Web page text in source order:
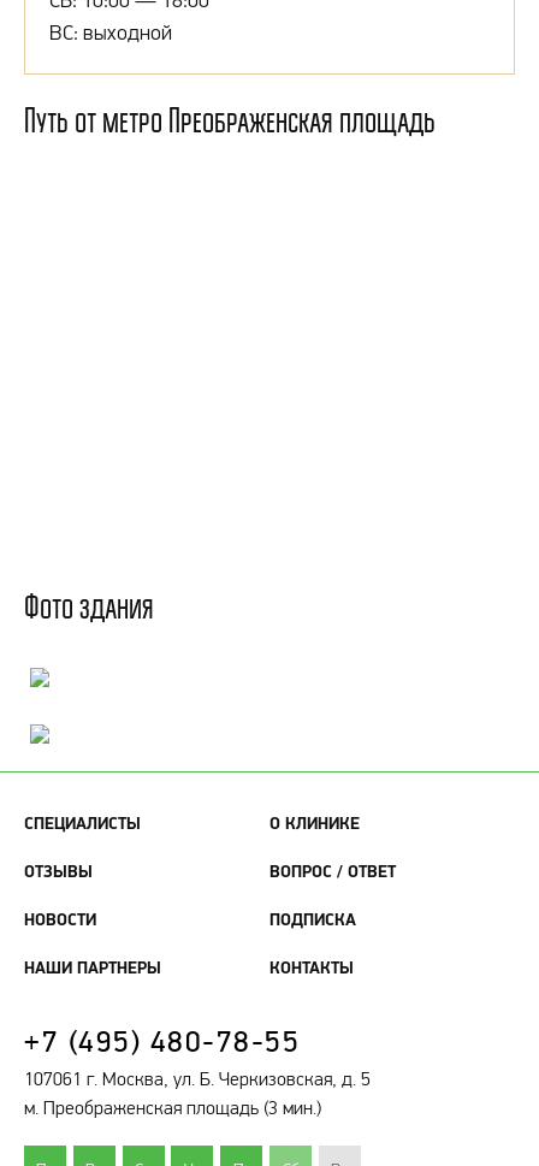
ВС: выходной
Путь от метро Преображенская площадь
Фото здания
СПЕЦИАЛИСТЫ О КЛИНИКЕ
ОТЗЫВЫ ВОПРОС / ОТВЕТ
НОВОСТИ ПОДПИСКА
НАШИ ПАРТНЕРЫ КОНТАКТЫ
+7 (495) 480-78-55
107061 г. Москва, ул. Б. Черкизовская, д. 5
м. Преображенская площадь (3 мин.)